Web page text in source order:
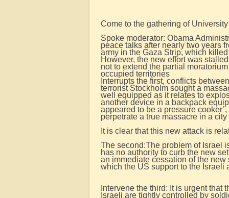
Come to the gathering of
Spoke moderator: Obama
peace talks after nearly two years
army in the Gaza Strip, which
However, the new effort was
not to extend the partial
occupied territories
Interrupts the first, conflicts
terrorist Stockholm sought a
well equipped as it relates to
another device in a backpack
appeared to be a pressure
perpetrate a true massacre in a
It is clear that this new attack is
The second:The problem of Israel
has no authority to curb the new
an immediate cessation of the
which the US support to the Israeli
Intervene the third: It is urgent
Israeli are tightly controlled by